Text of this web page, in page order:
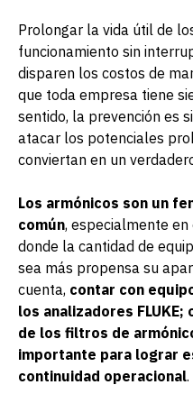
Prolongar la vida útil de
funcionamiento sin
disparen los costos de
que toda empresa tiene
sentido, la prevención es
atacar los potenciales
conviertan en un
Los armónicos son un
común, especialmente
donde la cantidad de
sea más propensa su
cuenta, contar con
los analizadores
de los filtros de
importante para lograr
continuidad operacional.